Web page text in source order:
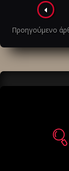
στα
άρθρα
Προηγούμενο